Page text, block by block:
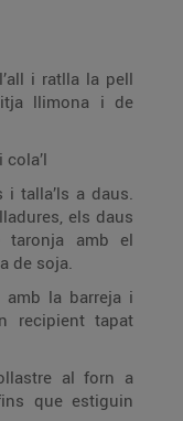
i ratlla la pell
llimona i de
talla’ls a daus.
els daus
amb el
de soja.
amb la barreja i
recipient tapat
al forn a
que estiguin